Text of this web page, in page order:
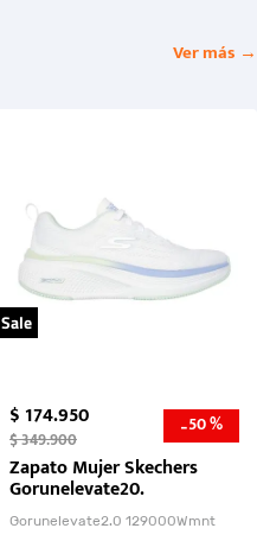
Ver más →
Sale
$174.950
$349.900 -50 %
Zapato Mujer Skechers
Gorunelevate20.
Gorunelevate2.0 129000Wmnt